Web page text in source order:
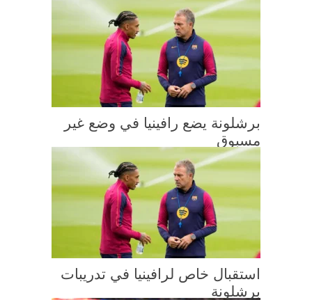
برشلونة يضع رافينيا في وضع غير
مسبوق
استقبال خاص لرافينيا في تدريبات
برشلونة